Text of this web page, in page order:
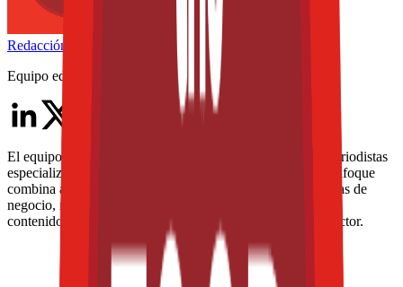
Redacción
THE FOOD TECH
Equipo editorial de contenidos
El equipo editorial de The Food Tech está integrado por periodistas
especializados en la industria de alimentos y bebidas. Su enfoque
combina análisis técnico, innovación tecnológica, tendencias de
negocio, nutrición, normatividad y packaging, para ofrecer
contenidos de alto valor dirigidos a los profesionales del sector.